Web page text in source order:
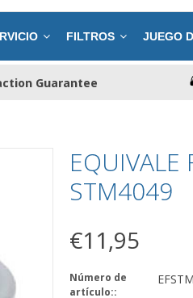
FILTROS JUEGO
Guarantee
EQUIVALE
STM4049
€11,95
Número de
artículo::